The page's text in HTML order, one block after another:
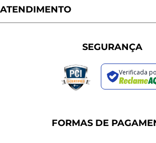
Nossas Lojas
ATENDIMENTO
Política de Privacidade
Trocas e Devoluções
Regras de Promoções
Termos de Uso
Plano de Corte
SEGURANÇA
Verificada
FORMAS DE